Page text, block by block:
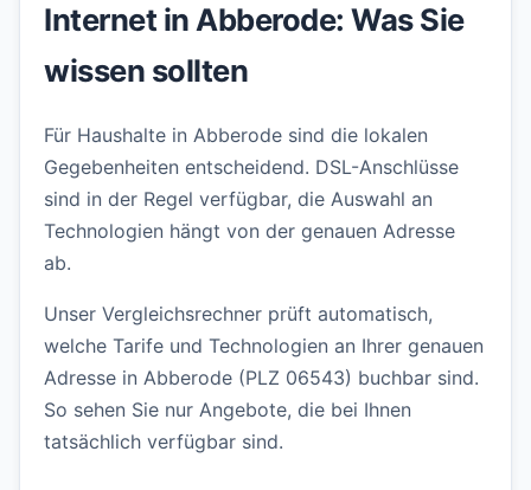
Internet in Abberode: Was Sie
wissen sollten
Für Haushalte in Abberode sind die lokalen
Gegebenheiten entscheidend. DSL-Anschlüsse
sind in der Regel verfügbar, die Auswahl an
Technologien hängt von der genauen Adresse
ab.
Unser Vergleichsrechner prüft automatisch,
welche Tarife und Technologien an Ihrer genauen
Adresse in Abberode (PLZ 06543) buchbar sind.
So sehen Sie nur Angebote, die bei Ihnen
tatsächlich verfügbar sind.